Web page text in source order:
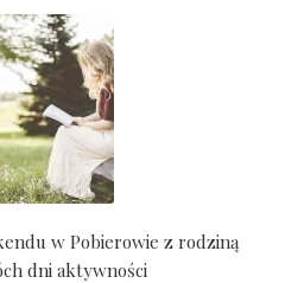
w Pobierowie z rodziną
dni aktywności